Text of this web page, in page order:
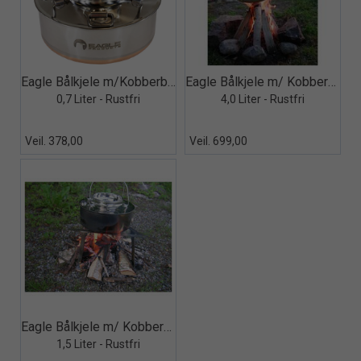
Quick View+ Eagle Bålkjele m/Kobberbunn
0,7 Liter - Rustfri
Veil. 378,00
Quick View+ Eagle Bålkjele m/ Kobberbunn
4,0 Liter - Rustfri
Veil. 699,00
Quick View+ Eagle Bålkjele m/ Kobberbunn
1,5 Liter - Rustfri